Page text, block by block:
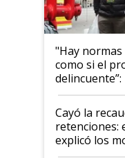
"Hay
como si el
delincuente”:
al Congreso
habló del
Cayó la
retenciones:
explicó los